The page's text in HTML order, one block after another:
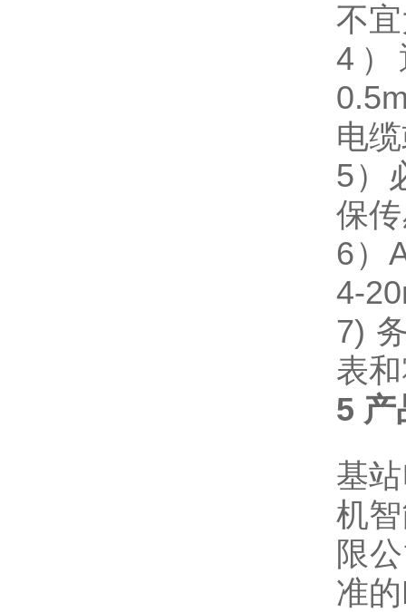
不
4）
电
5）
保
6）
4-
7)
表
5 产
基
机
限
准